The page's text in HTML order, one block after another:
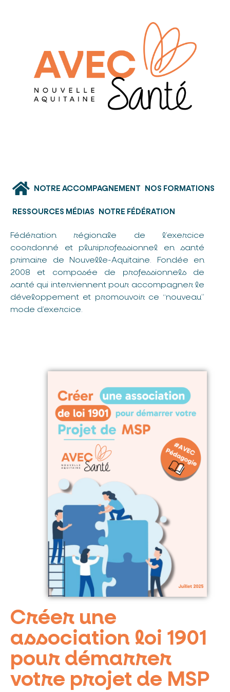
NOTRE ACCOMPAGNEMENT NOS FORMATIONS
RESSOURCES MÉDIAS NOTRE FÉDÉRATION
Fédération régionale de l’exercice
coordonné et pluriprofessionnel en santé
primaire de Nouvelle-Aquitaine. Fondée en
2008 et composée de professionnels de
santé qui interviennent pour accompagner le
développement et promouvoir ce “nouveau”
mode d’exercice.
Créer une
association loi 1901
pour démarrer
votre projet de MSP